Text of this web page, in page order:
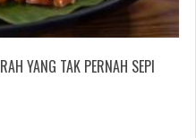
YANG TAK PERNAH SEPI